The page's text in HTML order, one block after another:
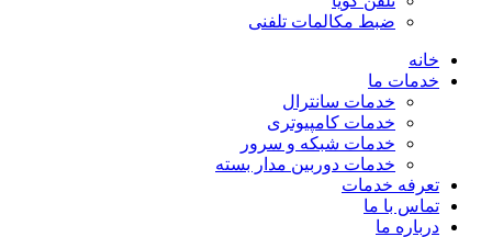
ضبط مکالمات تلفنی
خانه
خدمات ما
خدمات سانترال
خدمات کامپیوتری
خدمات شبکه و سرور
خدمات دوربین مدار بسته
تعرفه خدمات
تماس با ما
درباره ما